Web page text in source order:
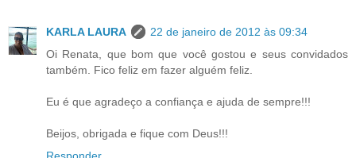
KARLA LAURA
22 de janeiro de 2012 às 09:34
Oi Renata, que bom que você gostou e seus convidados
também. Fico feliz em fazer alguém feliz.
Eu é que agradeço a confiança e ajuda de sempre!!!
Beijos, obrigada e fique com Deus!!!